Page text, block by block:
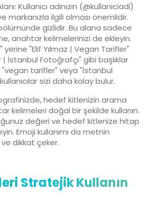
Kullanıcı adınızın (@kullaniciadi)
markanızla ilgili olması önemlidir.
gizlidir. Bu alana sadece
anahtar kelimelerinizi de ekleyin.
yerine "Elif Yılmaz | Vegan Tarifler"
İstanbul Fotoğrafçı" gibi başlıklar
"vegan tarifler" veya "İstanbul
sizi daha kolay bulur.
hedef kitlenizin arama
kelimeleri doğal bir şekilde kullanın.
değeri ve hedef kitlenize hitap
Emoji kullanımı da metnin
ve dikkat çeker.
Stratejik Kullanın